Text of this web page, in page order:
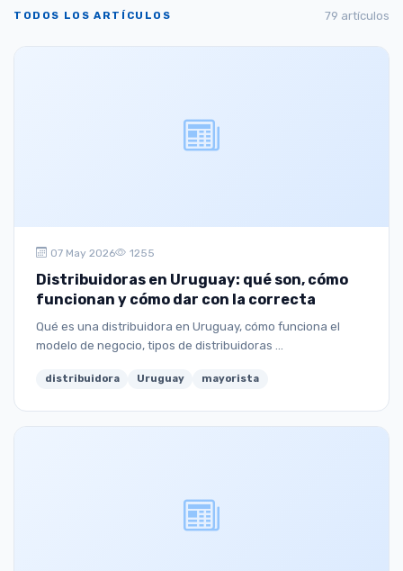
TODOS LOS ARTÍCULOS 79 artículos
07 May 2026 1255
Distribuidoras en Uruguay: qué son, cómo
funcionan y cómo dar con la correcta
Qué es una distribuidora en Uruguay, cómo funciona el
modelo de negocio, tipos de distribuidoras ...
distribuidora Uruguay mayorista